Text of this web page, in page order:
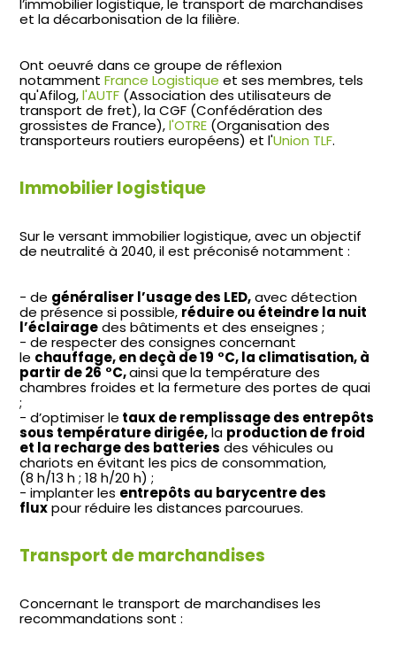
et la décarbonisation de la filière.
Ont oeuvré dans ce groupe de réflexion
notammentFrance Logistique et ses membres, tels
qu'Afilog,l'AUTF (Association des utilisateurs de
transport de fret), la CGF (Confédération des
grossistes de France),l'OTRE (Organisation des
transporteurs routiers européens) et l'Union TLF.
Immobilier logistique
Sur le versant immobilier logistique, avec un objectif
de neutralité à 2040, il est préconisé notamment :
de généraliser l’usage des LED,avec détection
de présence si possible,réduire ou éteindre la nuit
l’éclairagedes bâtiments et des enseignes ;
de respecter des consignes concernant
le chauffage, en deçà de 19 °C, la climatisation, à
partir de 26 °C,ainsi que la température des
chambres froides et la fermeture des portes de quai
;
d’optimiser le taux de remplissage des entrepôts
sous température dirigée,la production de froid
et la recharge des batteries des véhicules ou
chariots en évitant les pics de consommation,
(8 h/13 h ; 18 h/20 h) ;
implanter les entrepôts au barycentre des
fluxpour réduire les distances parcourues.
Transport de marchandises
Concernant le transport de marchandises les
recommandations sont :